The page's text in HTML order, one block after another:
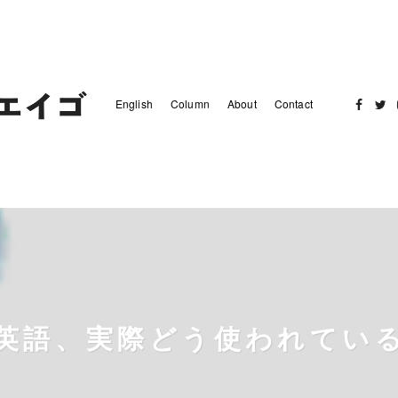
English Column About Contact
語、実際どう使われてい